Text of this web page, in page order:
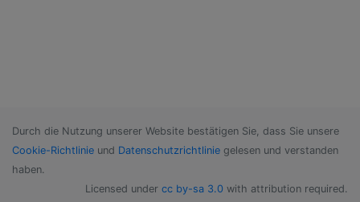
Durch die Nutzung unserer Website bestätigen Sie, dass Sie unsere
Cookie-Richtlinie und Datenschutzrichtlinie gelesen und verstanden
haben.
Licensed under cc by-sa 3.0 with attribution required.